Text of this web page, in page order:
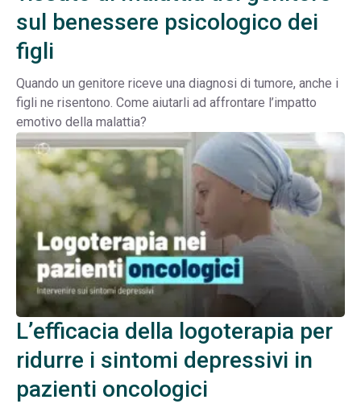
sul benessere psicologico dei
figli
Quando un genitore riceve una diagnosi di tumore, anche i
figli ne risentono. Come aiutarli ad affrontare l’impatto
emotivo della malattia?
L’efficacia della logoterapia per
ridurre i sintomi depressivi in
pazienti oncologici